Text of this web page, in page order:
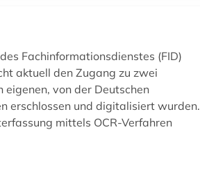
Fachinformationsdienstes (FID)
aktuell den Zugang zu zwei
von der Deutschen
erschlossen und digitalisiert wurden.
mittels OCR-Verfahren